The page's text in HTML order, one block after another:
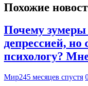
Похожие
Почему
депрессией, но
психологу?
Мир245 месяцев спустя